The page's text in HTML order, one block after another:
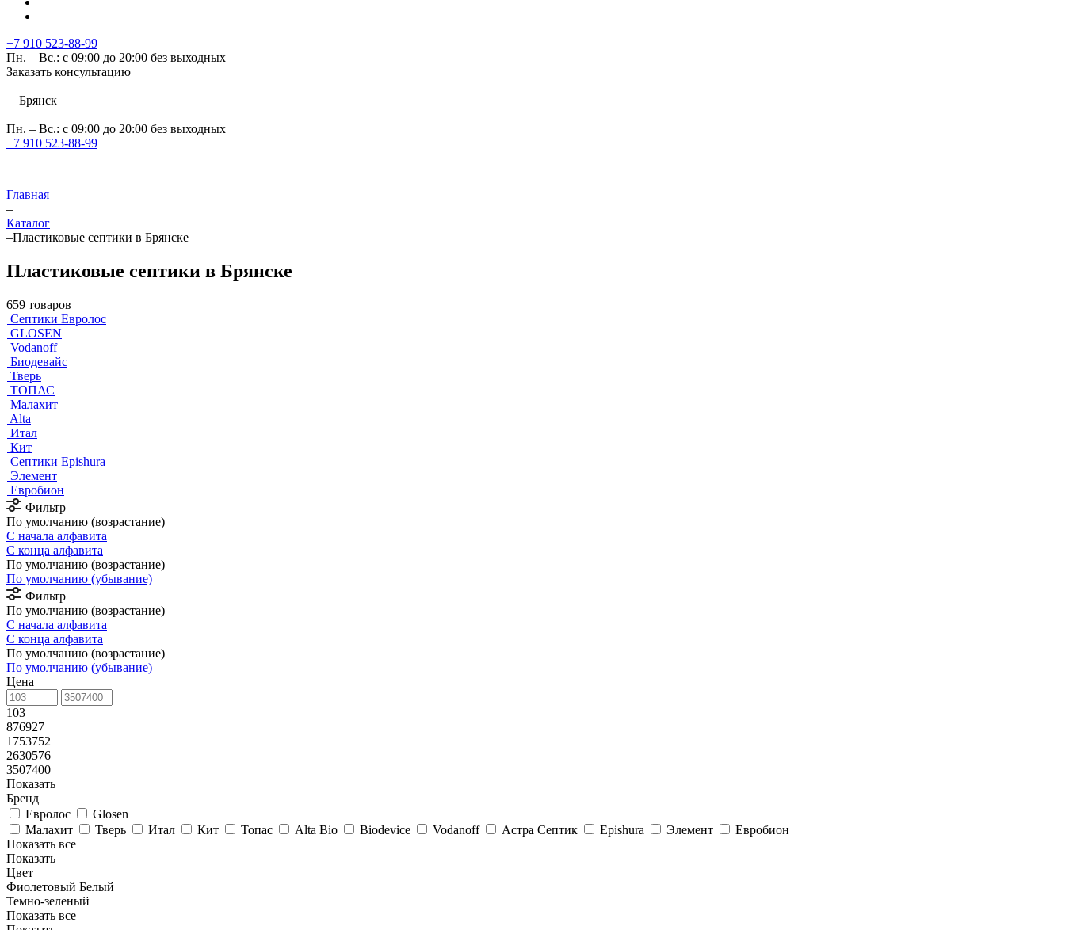
+7 910 523-88-99
Пн. – Вс.: с 09:00 до 20:00 без выходных
Заказать консультацию
Брянск
Пн. – Вс.: с 09:00 до 20:00 без выходных
+7 910 523-88-99
Главная
–
Каталог
–Пластиковые септики в Брянске
Пластиковые септики в Брянске
659 товаров
Септики Евролос
GLOSEN
Vodanoff
Биодевайс
Тверь
ТОПАС
Малахит
Alta
Итал
Кит
Септики Epishura
Элемент
Евробион
Фильтр
По умолчанию (возрастание)
С начала алфавита
С конца алфавита
По умолчанию (возрастание)
По умолчанию (убывание)
Фильтр
По умолчанию (возрастание)
С начала алфавита
С конца алфавита
По умолчанию (возрастание)
По умолчанию (убывание)
Цена
103
876927
1753752
2630576
3507400
Показать
Бренд
Евролос
Glosen
Малахит
Тверь Итал Кит Топас Alta Bio Biodevice Vodanoff Астра Септик Epishura Элемент
Евробион
Показать все
Показать
Цвет
Фиолетовый Белый
Темно-зеленый
Показать все